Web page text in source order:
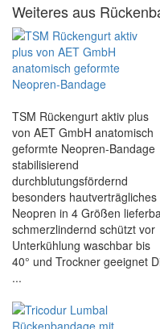
Weiteres aus
TSM Rückengurt aktiv plus
von AET GmbH anatomisch
geformte Neopren-Bandage
stabilisierend
durchblutungsfördernd
besonders hautverträgliches
Neopren in 4 Größen
schmerzlindernd schützt vor
Unterkühlung waschbar bis
40° und Trockner geeignet
...